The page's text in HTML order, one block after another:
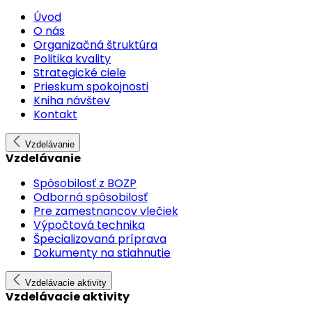
Úvod
O nás
Organizačná štruktúra
Politika kvality
Strategické ciele
Prieskum spokojnosti
Kniha návštev
Kontakt
Vzdelávanie
Vzdelávanie
Spôsobilosť z BOZP
Odborná spôsobilosť
Pre zamestnancov vlečiek
Výpočtová technika
Špecializovaná príprava
Dokumenty na stiahnutie
Vzdelávacie aktivity
Vzdelávacie aktivity